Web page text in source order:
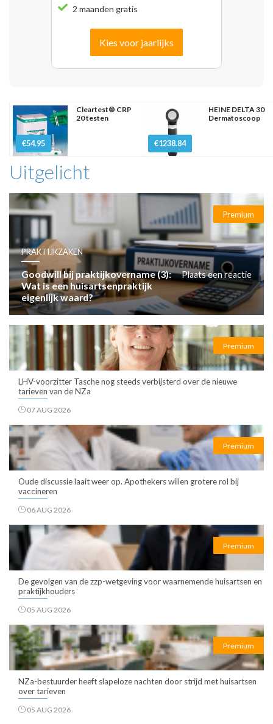
2 maanden gratis
Kies voor jaarlijks
€54.95
Cleartest® CRP
20 testen
€1238.84
HEINE DELTA 30
Dermatoscoop
Uitgelicht
Premium
PRAKTIJKZAKEN
Goodwill bij praktijkovername (3):
Wat is een huisartsenpraktijk
eigenlijk waard?
Plaats een reactie
Premium
LHV-voorzitter Tasche nog steeds verbijsterd over de nieuwe
tarieven van de NZa
07 AUG 2026
Premium
Oude discussie laait weer op. Apothekers willen grotere rol bij
vaccineren
06 AUG 2026
Premium
De gevolgen van de zzp-wetgeving voor waarnemende huisartsen en
praktijkhouders
05 AUG 2026
Premium
NZa-bestuurder heeft slapeloze nachten door strijd met huisartsen
over tarieven
05 AUG 2026